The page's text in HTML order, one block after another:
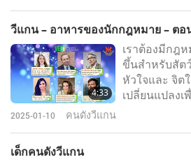
สมาชิกในคร
เรารัก และส
เป็นสิ่งมีชีวิต
ได้รับสิทธิต่าง
และเรา ต้อง
นั้น
วีแกน – อาหารของนักกฎหมาย – ตอ
4:33
เราต้องมีกฎ
ขึ้นสำหรับสัต
หัวใจและ จิต
เปลี่ยนแปลง
ปัจเจกบุคคล
2025-01-10 คนดังวีแกน
เด็กคนดังวีแกน